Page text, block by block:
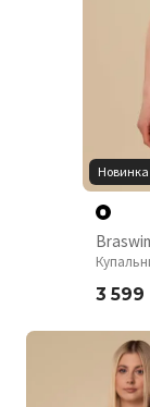
Новинка
3 599